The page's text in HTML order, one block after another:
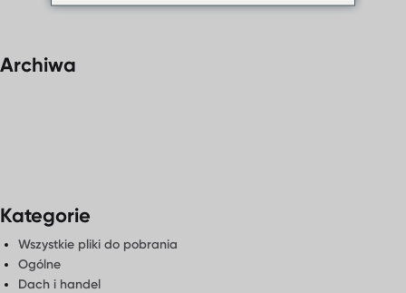
› Pobrane
Archiwa
Kategorie
Wszystkie pliki do pobrania
Ogólne
Dach i handel